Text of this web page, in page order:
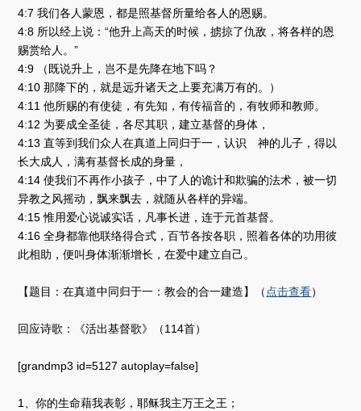
4:7 我们各人蒙恩，都是照基督所量给各人的恩赐。
4:8 所以经上说：“他升上高天的时候，掳掠了仇敌，将各样的恩
赐赏给人。”
4:9 （既说升上，岂不是先降在地下吗？
4:10 那降下的，就是远升诸天之上要充满万有的。）
4:11 他所赐的有使徒，有先知，有传福音的，有牧师和教师。
4:12 为要成全圣徒，各尽其职，建立基督的身体，
4:13 直等到我们众人在真道上同归于一，认识 神的儿子，得以
长大成人，满有基督长成的身量，
4:14 使我们不再作小孩子，中了人的诡计和欺骗的法术，被一切
异教之风摇动，飘来飘去，就随从各样的异端。
4:15 惟用爱心说诚实话，凡事长进，连于元首基督。
4:16 全身都靠他联络得合式，百节各按各职，照着各体的功用彼
此相助，便叫身体渐渐增长，在爱中建立自己。
【题目：在真道中同归于一：教会的合一建造】（点击查看）
回应诗歌：《活出基督歌》（114首）
[grandmp3 id=5127 autoplay=false]
1、你的生命藉我表彰，耶稣我主万王之王；